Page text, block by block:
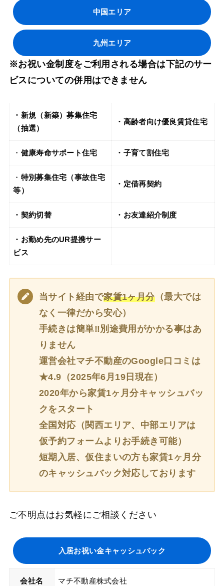
中国エリア
九州エリア
※お祝い金制度をご利用される場合は下記のサー
ビスについての併用はできません
・新規（新築）募集住宅
（抽選）
・高齢者向け優良賃貸住宅
・ 健康寿命サポート住宅 ・子育て割住宅
・ 特別募集住宅（事故住宅
等）
・定借再契約
・契約切替 ・お友達紹介制度
・お勤め先のUR提携サー
ビス
当サイト経由で家賃1ヶ月分（最大では
なく一律だから安心）
手続きは簡単‼別途費用がかかる事はあ
りません
運営会社マチ不動産のGoogle口コミは
★4.9（2025年6月19日現在）
2020年から家賃1ヶ月分キャッシュバッ
クをスタート
全国対応（関西エリア、中部エリアは
仮予約フォームよりお手続き可能）
短期入居、仮住まいの方も家賃1ヶ月分
のキャッシュバック対応しております
ご不明点はお気軽にご相談ください
入居お祝い金キャッシュバック
会社名 マチ不動産株式会社